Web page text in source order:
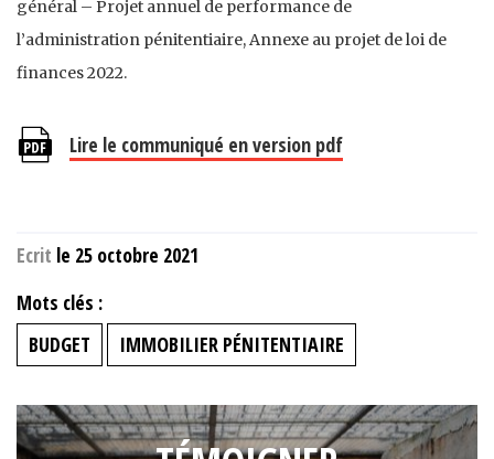
général – Projet annuel de performance de
l’administration pénitentiaire, Annexe au projet de loi de
finances 2022.
Lire le communiqué en version pdf
Ecrit le 25 octobre 2021
Mots clés :
BUDGET
IMMOBILIER PÉNITENTIAIRE